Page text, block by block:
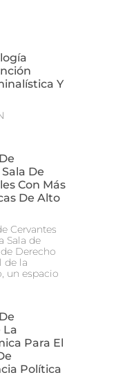
Y
De
Con Más
De Alto
Cervantes
Sala de
Derecho
de la
un espacio
La
Para El
Política